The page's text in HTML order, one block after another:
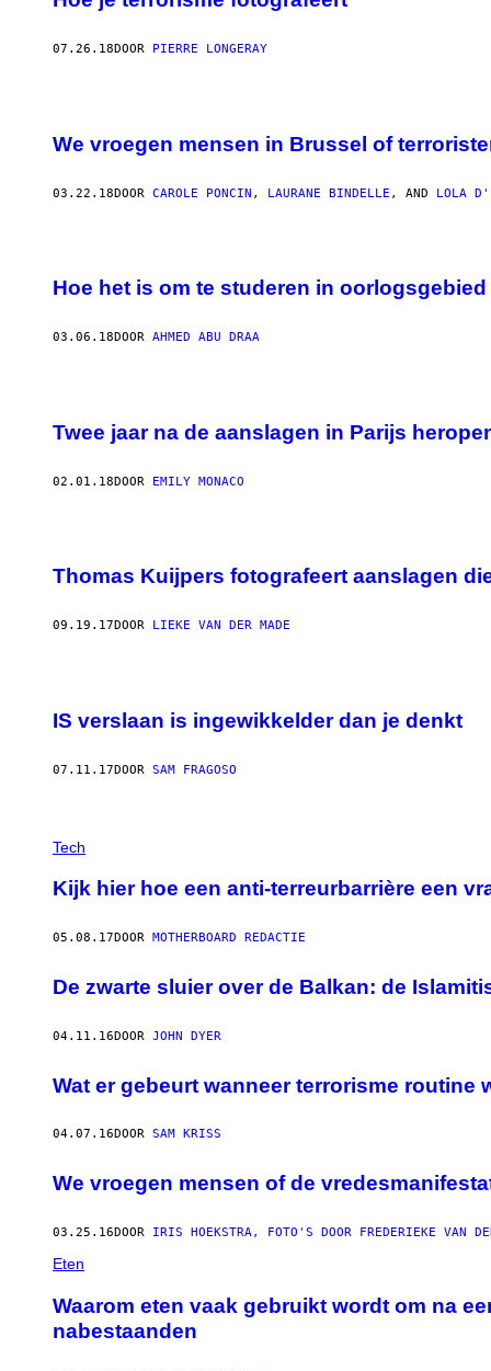
07.26.18DOOR PIERRE LONGERAY
We vroegen mensen in Brussel of
03.22.18DOOR CAROLE PONCIN , LAURANE BINDELLE , AND LOLA
Hoe het is om te studeren in oorlogsgebied
03.06.18DOOR AHMED ABU DRAA
Twee jaar na de aanslagen in Parijs
02.01.18DOOR EMILY MONACO
Thomas Kuijpers fotografeert aanslagen
09.19.17DOOR LIEKE VAN DER MADE
IS verslaan is ingewikkelder dan je denkt
07.11.17DOOR SAM FRAGOSO
Tech
Kijk hier hoe een anti-terreurbarrière een
05.08.17DOOR MOTHERBOARD REDACTIE
De zwarte sluier over de Balkan: de
04.11.16DOOR JOHN DYER
Wat er gebeurt wanneer terrorisme routine
04.07.16DOOR SAM KRISS
We vroegen mensen of de
03.25.16DOOR IRIS HOEKSTRA, FOTO'S DOOR FREDERIEKE VAN
Eten
Waarom eten vaak gebruikt wordt om na
nabestaanden